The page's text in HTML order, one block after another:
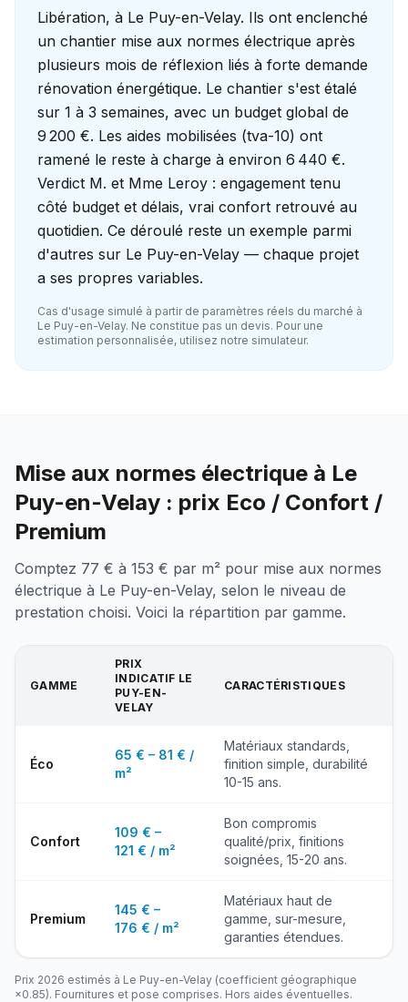
Libération, à Le Puy-en-Velay. Ils ont enclenché
un chantier mise aux normes électrique après
plusieurs mois de réflexion liés à forte demande
rénovation énergétique. Le chantier s'est étalé
sur 1 à 3 semaines, avec un budget global de
9 200 €. Les aides mobilisées (tva-10) ont
ramené le reste à charge à environ 6 440 €.
Verdict M. et Mme Leroy : engagement tenu
côté budget et délais, vrai confort retrouvé au
quotidien. Ce déroulé reste un exemple parmi
d'autres sur Le Puy-en-Velay — chaque projet
a ses propres variables.
Cas d'usage simulé à partir de paramètres réels du marché à
Le Puy-en-Velay. Ne constitue pas un devis. Pour une
estimation personnalisée, utilisez notre simulateur.
Mise aux normes électrique à Le
Puy-en-Velay : prix Eco / Confort /
Premium
Comptez 77 € à 153 € par m² pour mise aux normes
électrique à Le Puy-en-Velay, selon le niveau de
prestation choisi. Voici la répartition par gamme.
GAMME
PRIX
INDICATIF LE
PUY-EN-
VELAY
CARACTÉRISTIQUES
Éco
65 € – 81 € /
m²
Matériaux standards,
finition simple, durabilité
10-15 ans.
Confort
109 € –
121 € / m²
Bon compromis
qualité/prix, finitions
soignées, 15-20 ans.
Premium
145 € –
176 € / m²
Matériaux haut de
gamme, sur-mesure,
garanties étendues.
Prix 2026 estimés à Le Puy-en-Velay (coefficient géographique
×0.85). Fournitures et pose comprises. Hors aides éventuelles.